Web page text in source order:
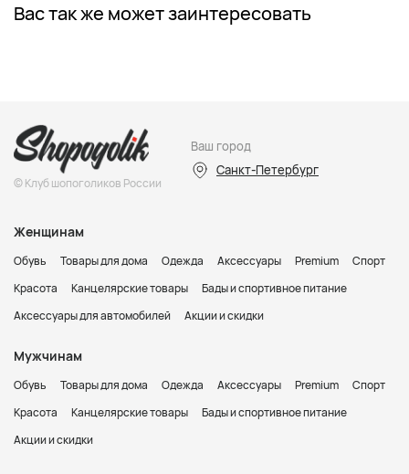
Вас так же может заинтересовать
© Клуб шопоголиков России
Ваш город
Санкт-Петербург
Женщинам
Обувь Товары для дома Одежда Аксессуары Premium
Спорт
Красота
Канцелярские товары
Бады и спортивное питание
Аксессуары для автомобилей
Акции и скидки
Мужчинам
Обувь Товары для дома Одежда Аксессуары Premium
Спорт
Красота
Канцелярские товары
Бады и спортивное питание
Акции и скидки